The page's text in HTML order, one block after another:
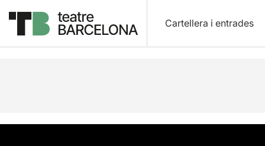
Cartellera i entrades
Descripció Fitxa artística Fotos i vídeos